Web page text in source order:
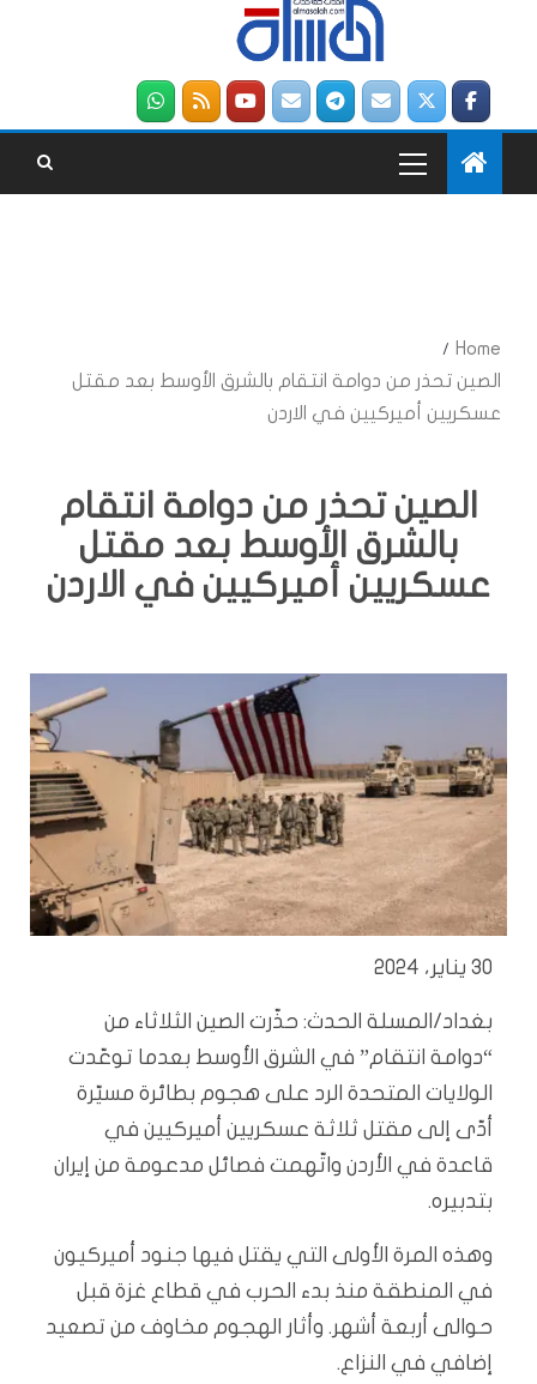
Home
الصين تحذر من دوامة انتقام بالشرق الأوسط بعد مقتل
عسكريين أميركيين في الاردن
الصين تحذر من دوامة انتقام
بالشرق الأوسط بعد مقتل
عسكريين أميركيين في الاردن
30 يناير، 2024
بغداد/المسلة الحدث: حذّرت الصين الثلاثاء من
“دوامة انتقام” في الشرق الأوسط بعدما توعّدت
الولايات المتحدة الرد على هجوم بطائرة مسيّرة
أدّى إلى مقتل ثلاثة عسكريين أميركيين في
قاعدة في الأردن واتّهمت فصائل مدعومة من إيران
بتدبيره.
وهذه المرة الأولى التي يقتل فيها جنود أميركيون
في المنطقة منذ بدء الحرب في قطاع غزة قبل
حوالى أربعة أشهر. وأثار الهجوم مخاوف من تصعيد
إضافي في النزاع.